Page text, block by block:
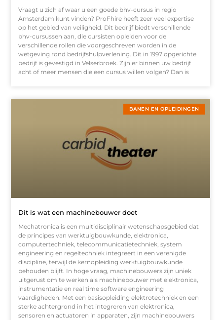
Vraagt u zich af waar u een goede bhv-cursus in regio
Amsterdam kunt vinden? ProFhire heeft zeer veel expertise
op het gebied van veiligheid. Dit bedrijf biedt verschillende
bhv-cursussen aan, die cursisten opleiden voor de
verschillende rollen die voorgeschreven worden in de
wetgeving rond bedrijfshulpverlening. Dit in 1997 opgerichte
bedrijf is gevestigd in Velserbroek. Zijn er binnen uw bedrijf
acht of meer mensen die een cursus willen volgen? Dan is
BANEN EN OPLEIDINGEN
Dit is wat een machinebouwer doet
Mechatronica is een multidisciplinair wetenschapsgebied dat
de principes van werktuigbouwkunde, elektronica,
computertechniek, telecommunicatietechniek, system
engineering en regeltechniek integreert in een verenigde
discipline, terwijl de kernopleiding werktuigbouwkunde
behouden blijft. In hoge vraag, machinebouwers zijn uniek
uitgerust om te werken als machinebouwer met elektronica,
instrumentatie en real time software engineering
vaardigheden. Met een basisopleiding elektrotechniek en een
sterke achtergrond in het integreren van elektronica,
sensoren en actuatoren in apparaten, zijn machinebouwers